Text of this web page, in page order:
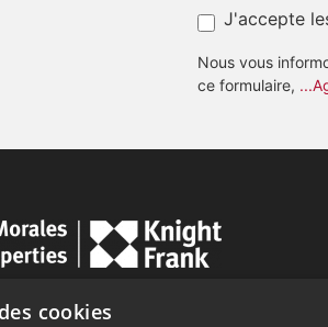
J'accepte
Nous vous
ce formulaire,
cookies